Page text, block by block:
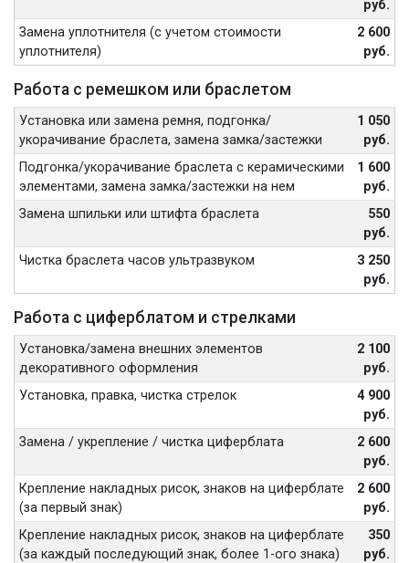
руб.
Замена уплотнителя (с учетом стоимости
уплотнителя)
2 600
руб.
Работа с ремешком или браслетом
Установка или замена ремня, подгонка/
укорачивание браслета, замена замка/застежки
1 050
руб.
Подгонка/укорачивание браслета с керамическими
элементами, замена замка/застежки на нем
1 600
руб.
Замена шпильки или штифта браслета
550
руб.
Чистка браслета часов ультразвуком
3 250
руб.
Работа с циферблатом и стрелками
Установка/замена внешних элементов
декоративного оформления
2 100
руб.
Установка, правка, чистка стрелок
4 900
руб.
Замена / укрепление / чистка циферблата
2 600
руб.
Крепление накладных рисок, знаков на циферблате
(за первый знак)
2 600
руб.
Крепление накладных рисок, знаков на циферблате
(за каждый последующий знак, более 1-ого знака)
350
руб.